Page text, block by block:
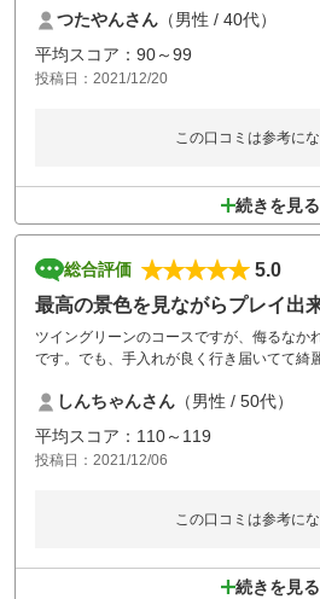
つたやんさん （男性 / 40代）
平均スコア：90～99
投稿日：2021/12/20
この口コミは参考に
続きを見る
総合評価
5.0
最高の景色を見ながらプレイ出
ツイングリーンのコースですが、侮るなか
です。でも、手入れが良く行き届いてて綺
しんちゃんさん （男性 / 50代）
平均スコア：110～119
投稿日：2021/12/06
この口コミは参考に
続きを見る